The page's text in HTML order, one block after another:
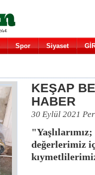
Spor Siyaset
KEŞAP
HABER
30 Eylül 2021
değerlerimiz